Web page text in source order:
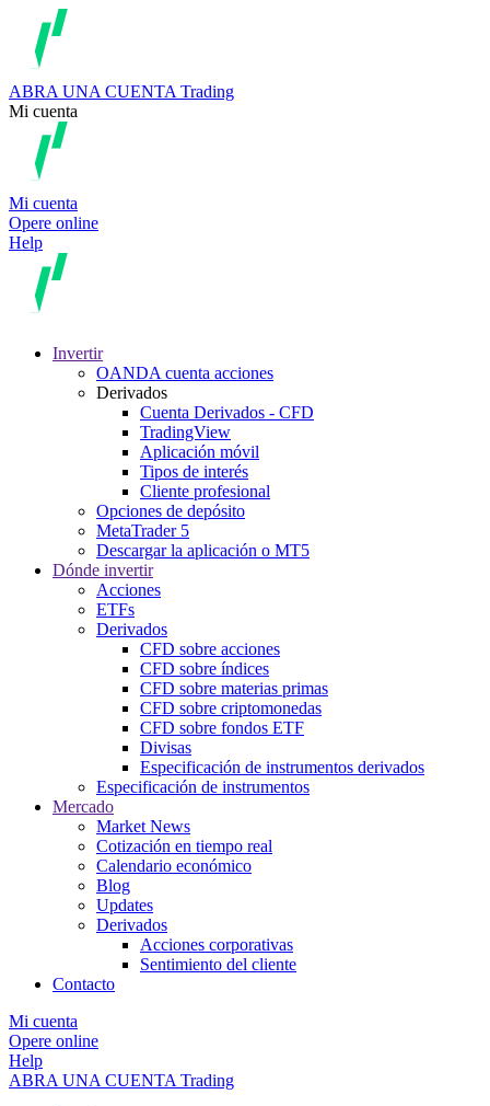
ABRA UNA CUENTA Trading
Mi cuenta
Mi cuenta
Opere online
Help
Invertir
OANDA cuenta acciones
Derivados
Cuenta Derivados - CFD
TradingView
Aplicación móvil
Tipos de interés
Cliente profesional
Opciones de depósito
MetaTrader 5
Descargar la aplicación o MT5
Dónde invertir
Acciones
ETFs
Derivados
CFD sobre acciones
CFD sobre índices
CFD sobre materias primas
CFD sobre criptomonedas
CFD sobre fondos ETF
Divisas
Especificación de instrumentos derivados
Especificación de instrumentos
Mercado
Market News
Cotización en tiempo real
Calendario económico
Blog
Updates
Derivados
Acciones corporativas
Sentimiento del cliente
Contacto
Mi cuenta
Opere online
Help
ABRA UNA CUENTA Trading